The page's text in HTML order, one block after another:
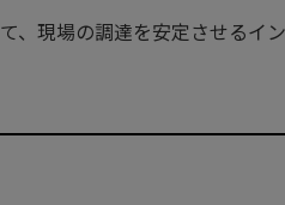
、現場の調達を安定させるイン